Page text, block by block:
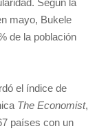
Según la
mayo, Bukele
de la población
el índice de
The Economist,
países con un